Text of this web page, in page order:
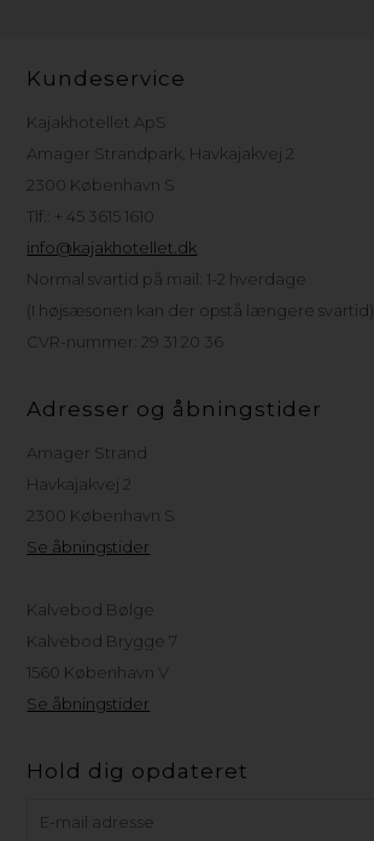
Kundeservice
Kajakhotellet ApS
Amager Strandpark, Havkajakvej 2
2300 København S
Tlf.: + 45 3615 1610
info@kajakhotellet.dk
Normal svartid på mail: 1-2 hverdage
(I højsæsonen kan der opstå længere svartid)
CVR-nummer: 29 31 20 36
Adresser og åbningstider
Amager Strand
Havkajakvej 2
2300 København S
Se åbningstider
Kalvebod Bølge
Kalvebod Brygge 7
1560 København V
Se åbningstider
Hold dig opdateret